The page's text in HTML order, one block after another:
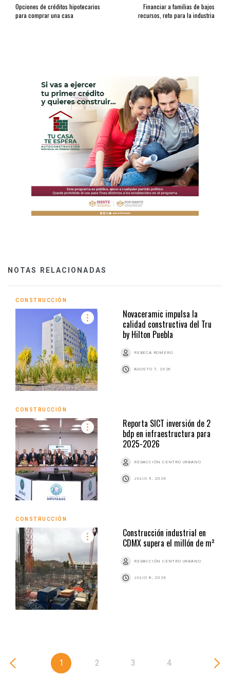
Opciones de créditos hipotecarios
para comprar una casa
Financiar a familias de bajos
recursos, reto para la industria
NOTAS RELACIONADAS
CONSTRUCCIÓN
Novaceramic impulsa la
calidad constructiva del Tru
by Hilton Puebla
REBECA ROMERO
AGOSTO 7, 2026
CONSTRUCCIÓN
Reporta SICT inversión de 2
bdp en infraestructura para
2025-2026
REDACCIÓN CENTRO URBANO
JULIO 9, 2026
CONSTRUCCIÓN
Construcción industrial en
CDMX supera el millón de m²
REDACCIÓN CENTRO URBANO
JULIO 8, 2026
1 2 3 4